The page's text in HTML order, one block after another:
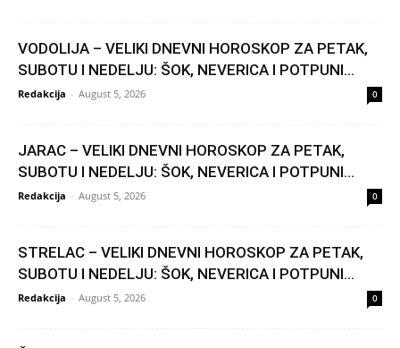
VODOLIJA – VELIKI DNEVNI HOROSKOP ZA PETAK,
SUBOTU I NEDELJU: ŠOK, NEVERICA I POTPUNI...
Redakcija - August 5, 2026 0
JARAC – VELIKI DNEVNI HOROSKOP ZA PETAK,
SUBOTU I NEDELJU: ŠOK, NEVERICA I POTPUNI...
Redakcija - August 5, 2026 0
STRELAC – VELIKI DNEVNI HOROSKOP ZA PETAK,
SUBOTU I NEDELJU: ŠOK, NEVERICA I POTPUNI...
Redakcija - August 5, 2026 0